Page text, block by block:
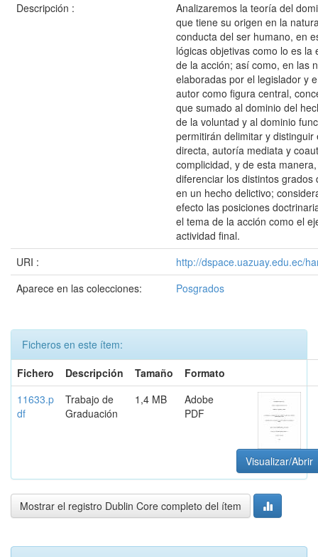
Descripción :
Analizaremos la teoría del
que tiene su origen en la
conducta del ser humano, en
lógicas objetivas como lo es la
de la acción; así como, en las
elaboradas por el legislador y
autor como figura central,
que sumado al dominio del
de la voluntad y al dominio
permitirán delimitar y
directa, autoría mediata y
complicidad, y de esta
diferenciar los distintos grados
en un hecho delictivo;
efecto las posiciones
el tema de la acción como el
actividad final.
URI :
http://dspace.uazuay.edu.ec/
Aparece en las colecciones:
Posgrados
Ficheros en este ítem:
Fichero
Descripción Tamaño
Formato
11633.p
df
Trabajo de
Graduación
1,4 MB
Adobe
PDF
Visualizar/Abrir
Mostrar el registro Dublin Core completo del ítem